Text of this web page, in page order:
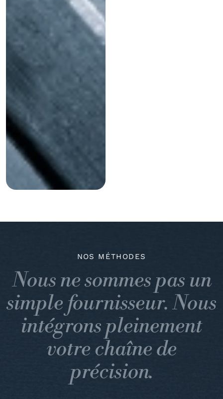
NOS MÉTHODES
Nous ne sommes pas un
simple fournisseur. Nous
intégrons pleinement
votre chaîne de
précision.